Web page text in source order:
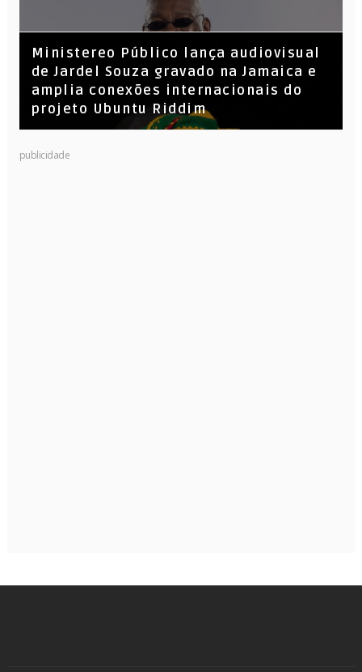
​Ministereo Público lança audiovisual
de Jardel Souza gravado na Jamaica e
amplia conexões internacionais do
projeto Ubuntu Riddim
KL Jay (Racionais MC’s), DJ Raíz e DJ
publicidade